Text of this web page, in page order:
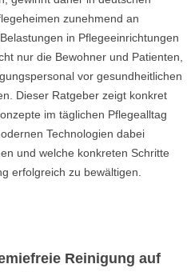
zunehmend an
in Pflegeeinrichtungen
nur die Bewohner und Patienten,
vor gesundheitlichen
Dieser Ratgeber zeigt konkret
im täglichen Pflegealltag
Technologien dabei
und welche konkreten Schritte
erfolgreich zu bewältigen.
Reinigung auf